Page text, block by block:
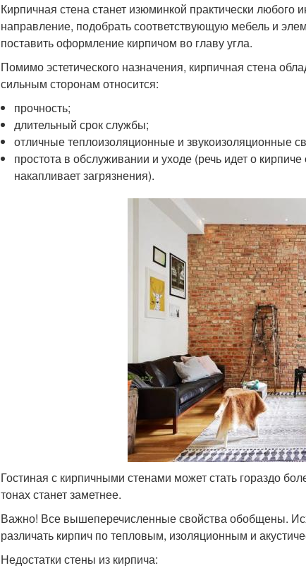
Кирпичная стена станет изюминкой практически любого
направление, подобрать соответствующую мебель и
поставить оформление кирпичом во главу угла.
Помимо эстетического назначения, кирпичная стена
сильным сторонам относится:
прочность;
длительный срок службы;
отличные теплоизоляционные и звукоизоляционные
простота в обслуживании и уходе (речь идет о
накапливает загрязнения).
Гостиная с кирпичными стенами может стать гораздо
тонах станет заметнее.
Важно! Все вышеперечисленные свойства обобщены.
различать кирпич по тепловым, изоляционным и
Недостатки стены из кирпича: